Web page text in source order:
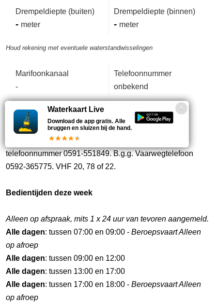
Drempeldiepte (buiten)
- meter
Drempeldiepte (binnen)
- meter
Houd rekening met eventuele waterstandwisselingen
Marifoonkanaal
-
Telefoonnummer
onbekend
Geen opmerkingen
Opmerking:Hoofdpost Stieltjeskanaalsluis,
telefoonnummer 0591-551849. B.g.g. Vaarwegtelefoon
0592-365775. VHF 20, 78 of 22.
Bedientijden deze week
Alleen op afspraak, mits 1 x 24 uur van tevoren aangemeld.
Alle dagen: tussen 07:00 en 09:00 - Beroepsvaart Alleen
op afroep
Alle dagen: tussen 09:00 en 12:00
Alle dagen: tussen 13:00 en 17:00
Alle dagen: tussen 17:00 en 18:00 - Beroepsvaart Alleen
op afroep
Waterkaart Live
Download de app gratis. Alle
bruggen en sluizen bij de hand.